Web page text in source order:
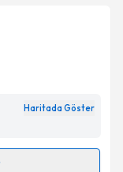
almanız
ile
Haritada Göster